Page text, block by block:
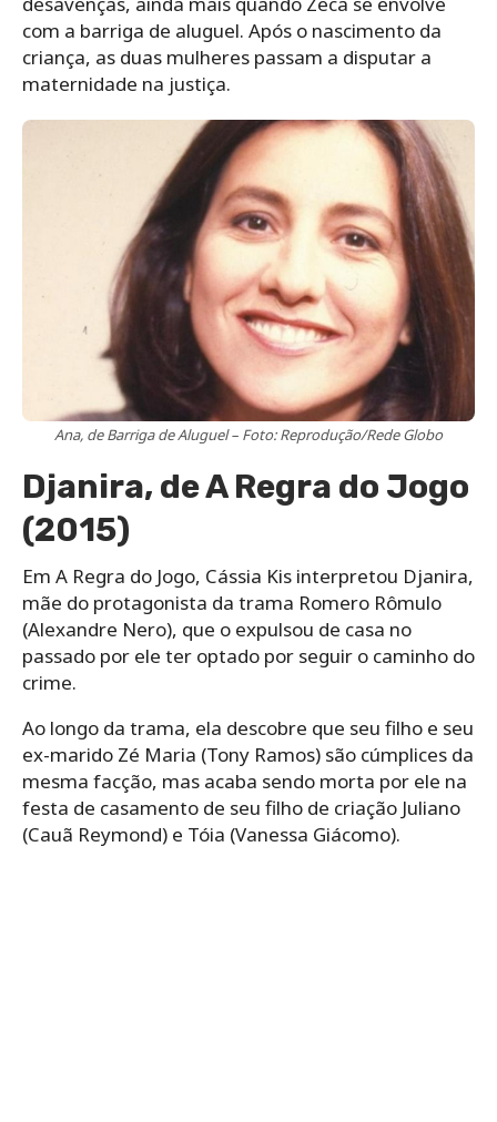
com a barriga de aluguel. Após o nascimento da
criança, as duas mulheres passam a disputar a
maternidade na justiça.
Ana, de Barriga de Aluguel – Foto: Reprodução/Rede Globo
Djanira, de A Regra do Jogo
(2015)
Em A Regra do Jogo, Cássia Kis interpretou Djanira,
mãe do protagonista da trama Romero Rômulo
(Alexandre Nero), que o expulsou de casa no
passado por ele ter optado por seguir o caminho do
crime.
Ao longo da trama, ela descobre que seu filho e seu
ex-marido Zé Maria (Tony Ramos) são cúmplices da
mesma facção, mas acaba sendo morta por ele na
festa de casamento de seu filho de criação Juliano
(Cauã Reymond) e Tóia (Vanessa Giácomo).